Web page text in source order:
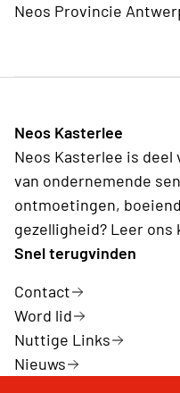
Neos Provincie
Neos Kasterlee
Neos Kasterlee is deel
van ondernemende
ontmoetingen,
gezelligheid? Leer ons
Snel terugvinden
Contact
Word lid
Nuttige Links
Nieuws